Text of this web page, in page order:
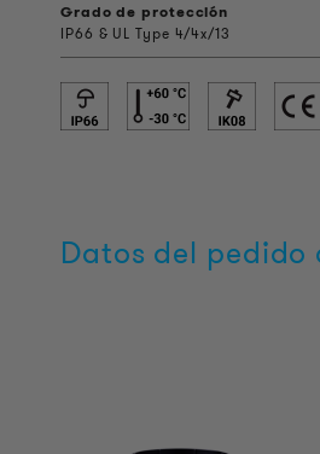
Grado de protección
IP66 & UL Type 4/4x/13
Datos del pedido